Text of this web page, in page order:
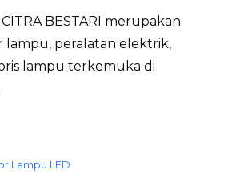
CITRA BESTARI merupakan
lampu, peralatan elektrik,
lampu terkemuka di
Lampu LED